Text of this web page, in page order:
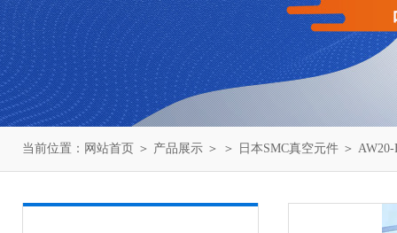
当前位置： 网站首页 ＞ 产品展示 ＞ ＞ 日本SMC真空元件 ＞